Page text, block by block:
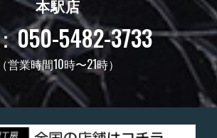
本駅店
050-5482-3733
（営業時間10時〜21時）